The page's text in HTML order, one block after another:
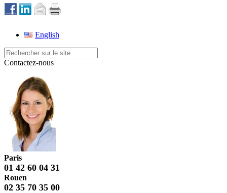
English
Contactez-nous
Paris
01 42 60 04 31
Rouen
02 35 70 35 00